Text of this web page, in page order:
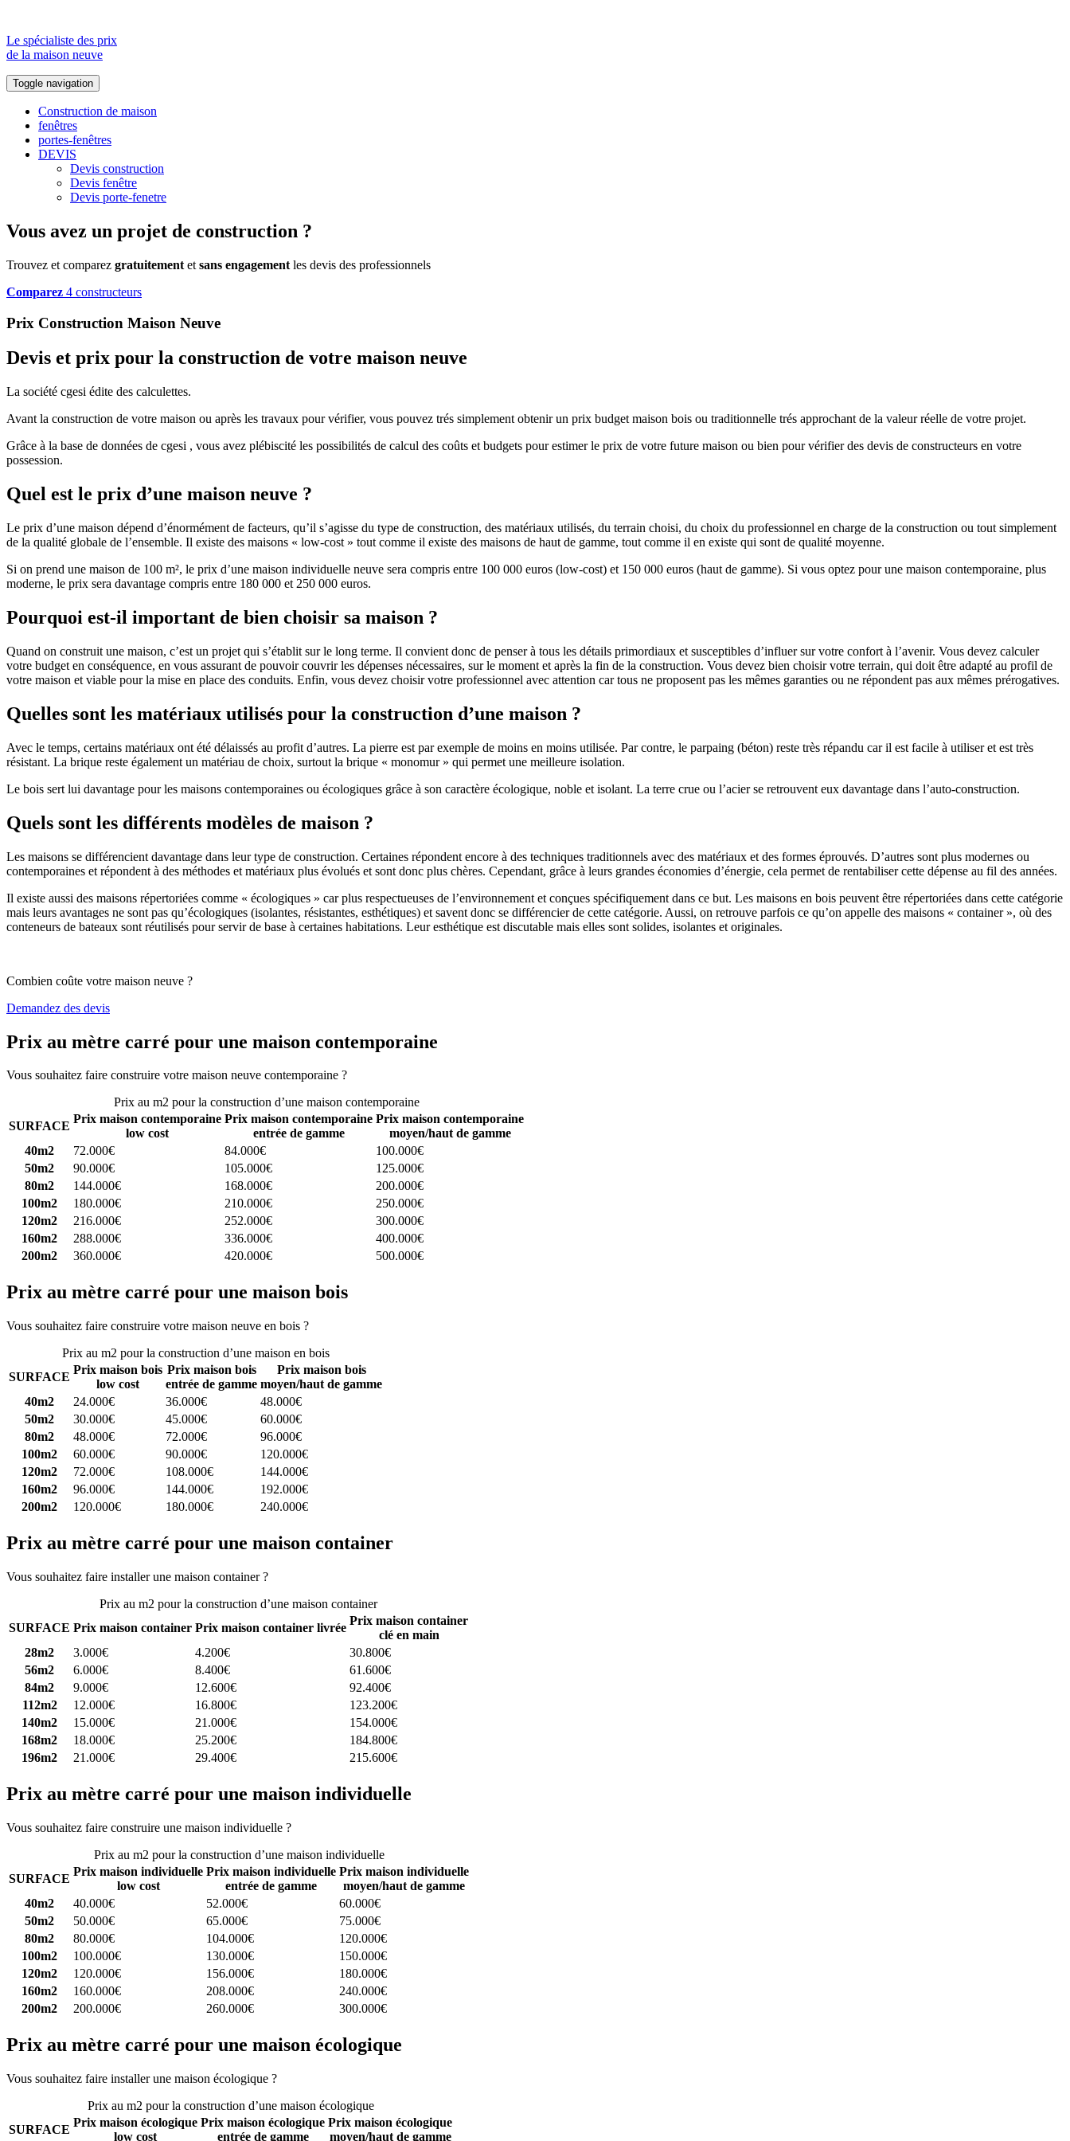
Le spécialiste des prix
de la maison neuve
Toggle navigation
Construction de maison
fenêtres
portes-fenêtres
DEVIS
Devis construction
Devis fenêtre
Devis porte-fenetre
Vous avez un projet de construction ?
Trouvez et comparez gratuitement et sans engagement les devis des professionnels
Comparez 4 constructeurs
Prix Construction Maison Neuve
Devis et prix pour la construction de votre maison neuve
La société cgesi édite des calculettes.
Avant la construction de votre maison ou après les travaux pour vérifier, vous pouvez trés simplement obtenir un prix budget maison bois ou traditionnelle trés approchant de la valeur réelle de votre projet.
Grâce à la base de données de cgesi , vous avez plébiscité les possibilités de calcul des coûts et budgets pour estimer le prix de votre future maison ou bien pour vérifier des devis de constructeurs en votre
possession.
Quel est le prix d’une maison neuve ?
Le prix d’une maison dépend d’énormément de facteurs, qu’il s’agisse du type de construction, des matériaux utilisés, du terrain choisi, du choix du professionnel en charge de la construction ou tout simplement
de la qualité globale de l’ensemble. Il existe des maisons « low-cost » tout comme il existe des maisons de haut de gamme, tout comme il en existe qui sont de qualité moyenne.
Si on prend une maison de 100 m², le prix d’une maison individuelle neuve sera compris entre 100 000 euros (low-cost) et 150 000 euros (haut de gamme). Si vous optez pour une maison contemporaine, plus
moderne, le prix sera davantage compris entre 180 000 et 250 000 euros.
Pourquoi est-il important de bien choisir sa maison ?
Quand on construit une maison, c’est un projet qui s’établit sur le long terme. Il convient donc de penser à tous les détails primordiaux et susceptibles d’influer sur votre confort à l’avenir. Vous devez calculer
votre budget en conséquence, en vous assurant de pouvoir couvrir les dépenses nécessaires, sur le moment et après la fin de la construction. Vous devez bien choisir votre terrain, qui doit être adapté au profil de
votre maison et viable pour la mise en place des conduits. Enfin, vous devez choisir votre professionnel avec attention car tous ne proposent pas les mêmes garanties ou ne répondent pas aux mêmes prérogatives.
Quelles sont les matériaux utilisés pour la construction d’une maison ?
Avec le temps, certains matériaux ont été délaissés au profit d’autres. La pierre est par exemple de moins en moins utilisée. Par contre, le parpaing (béton) reste très répandu car il est facile à utiliser et est très
résistant. La brique reste également un matériau de choix, surtout la brique « monomur » qui permet une meilleure isolation.
Le bois sert lui davantage pour les maisons contemporaines ou écologiques grâce à son caractère écologique, noble et isolant. La terre crue ou l’acier se retrouvent eux davantage dans l’auto-construction.
Quels sont les différents modèles de maison ?
Les maisons se différencient davantage dans leur type de construction. Certaines répondent encore à des techniques traditionnels avec des matériaux et des formes éprouvés. D’autres sont plus modernes ou
contemporaines et répondent à des méthodes et matériaux plus évolués et sont donc plus chères. Cependant, grâce à leurs grandes économies d’énergie, cela permet de rentabiliser cette dépense au fil des années.
Il existe aussi des maisons répertoriées comme « écologiques » car plus respectueuses de l’environnement et conçues spécifiquement dans ce but. Les maisons en bois peuvent être répertoriées dans cette catégorie
mais leurs avantages ne sont pas qu’écologiques (isolantes, résistantes, esthétiques) et savent donc se différencier de cette catégorie. Aussi, on retrouve parfois ce qu’on appelle des maisons « container », où des
conteneurs de bateaux sont réutilisés pour servir de base à certaines habitations. Leur esthétique est discutable mais elles sont solides, isolantes et originales.
Combien coûte votre maison neuve ?
Demandez des devis
Prix au mètre carré pour une maison contemporaine
Vous souhaitez faire construire votre maison neuve contemporaine ?
Prix au m2 pour la construction d’une maison contemporaine
SURFACE
Prix maison contemporaine
low cost
Prix maison contemporaine
entrée de gamme
Prix maison contemporaine
moyen/haut de gamme
40m2
72.000€ 84.000€
100.000€
50m2
90.000€ 105.000€
125.000€
80m2
144.000€ 168.000€
200.000€
100m2
180.000€ 210.000€
250.000€
120m2
216.000€ 252.000€
300.000€
160m2
288.000€ 336.000€
400.000€
200m2
360.000€ 420.000€ 500.000€
Prix au mètre carré pour une maison bois
Vous souhaitez faire construire votre maison neuve en bois ?
Prix au m2 pour la construction d’une maison en bois
SURFACE
Prix maison bois
low cost
Prix maison bois
entrée de gamme
Prix maison bois
moyen/haut de gamme
40m2
24.000€ 36.000€
48.000€
50m2
30.000€ 45.000€
60.000€
80m2
48.000€ 72.000€
96.000€
100m2
60.000€ 90.000€
120.000€
120m2
72.000€ 108.000€
144.000€
160m2
96.000€ 144.000€
192.000€
200m2
120.000€ 180.000€ 240.000€
Prix au mètre carré pour une maison container
Vous souhaitez faire installer une maison container ?
Prix au m2 pour la construction d’une maison container
SURFACE Prix maison container Prix maison container livrée
Prix maison container
clé en main
28m2
3.000€ 4.200€
30.800€
56m2
6.000€ 8.400€
61.600€
84m2
9.000€ 12.600€
92.400€
112m2
12.000€ 16.800€
123.200€
140m2
15.000€ 21.000€
154.000€
168m2
18.000€ 25.200€
184.800€
196m2
21.000€ 29.400€ 215.600€
Prix au mètre carré pour une maison individuelle
Vous souhaitez faire construire une maison individuelle ?
Prix au m2 pour la construction d’une maison individuelle
SURFACE
Prix maison individuelle
low cost
Prix maison individuelle
entrée de gamme
Prix maison individuelle
moyen/haut de gamme
40m2
40.000€ 52.000€
60.000€
50m2
50.000€ 65.000€
75.000€
80m2
80.000€ 104.000€
120.000€
100m2
100.000€ 130.000€
150.000€
120m2
120.000€ 156.000€
180.000€
160m2
160.000€ 208.000€
240.000€
200m2
200.000€ 260.000€ 300.000€
Prix au mètre carré pour une maison écologique
Vous souhaitez faire installer une maison écologique ?
Prix au m2 pour la construction d’une maison écologique
SURFACE
Prix maison écologique
low cost
Prix maison écologique
entrée de gamme
Prix maison écologique
moyen/haut de gamme